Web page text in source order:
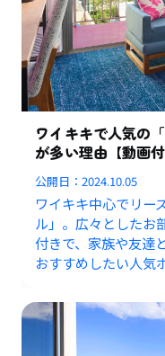
ワイキキで人気の
が多い理由【動画付
公開日：2024.10.05
ワイキキ中心でリー
ル」。広々としたお
付きで、家族や友達
おすすめしたい人気